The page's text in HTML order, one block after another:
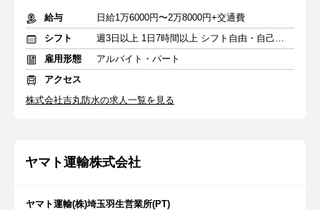
給与
日給1万6000円〜2万8000円+交通費
シフト
週3日以上 1日7時間以上 シフト自由・自己申告
雇用形態
アルバイト・パート
アクセス
株式会社吉丸防水の求人一覧を見る
ヤマト運輸株式会社
ヤマト運輸(株)埼玉羽生営業所(PT)